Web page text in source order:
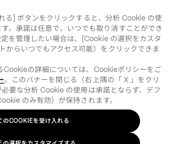
択をカスタマイズする
る] ボタンをクリックすると、分析 Cookie の使
。承諾は任意で、いつでも取り消すことができ
を管理したい場合は、[Cookie の選択をカスタ
からいつでもアクセス可能）をクリックできま
。このバナーを閉じる（右上隅の「 X 」をクリ
要な分析 Cookie の使用は承諾とならず、デフ
のみ有効）が保持されます。
のCOOKIEを受け入れる